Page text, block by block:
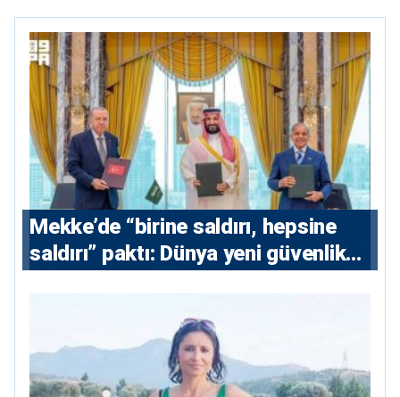
Mekke’de “birine saldırı, hepsine
saldırı” paktı: Dünya yeni güvenlik